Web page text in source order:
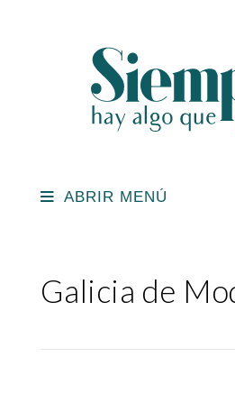
ABRIR MENÚ
Galicia de